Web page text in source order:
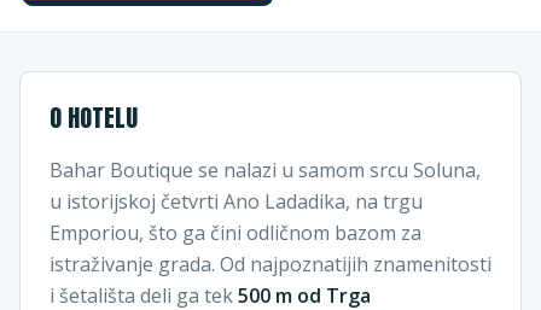
O HOTELU
Bahar Boutique se nalazi u samom srcu Soluna,
u istorijskoj četvrti Ano Ladadika, na trgu
Emporiou, što ga čini odličnom bazom za
istraživanje grada. Od najpoznatijih znamenitosti
i šetališta deli ga tek500 m od Trga